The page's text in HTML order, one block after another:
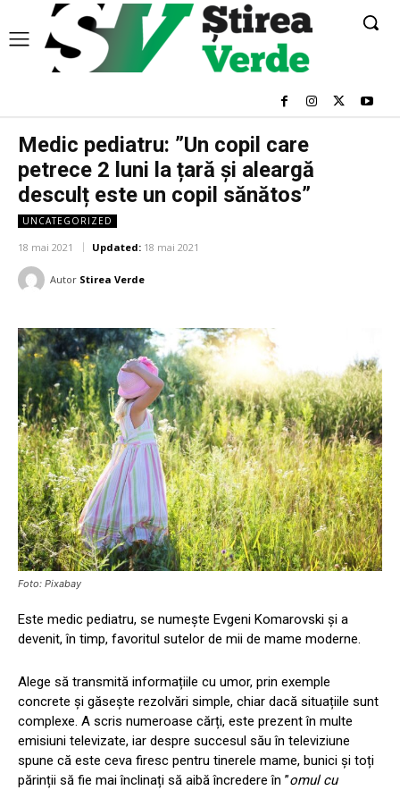
Medic pediatru: ”Un copil care
petrece 2 luni la țară şi aleargă
desculț este un copil sănătos”
UNCATEGORIZED
18 mai 2021 Updated: 18 mai 2021
Autor Stirea Verde
Foto: Pixabay
Este medic pediatru, se numește Evgeni Komarovski și a
devenit, în timp, favoritul sutelor de mii de mame moderne.
Alege să transmită informațiile cu umor, prin exemple
concrete și găsește rezolvări simple, chiar dacă situațiile sunt
complexe. A scris numeroase cărți, este prezent în multe
emisiuni televizate, iar despre succesul său în televiziune
spune că este ceva firesc pentru tinerele mame, bunici și toți
părinții să fie mai înclinați să aibă încredere în ”omul cu